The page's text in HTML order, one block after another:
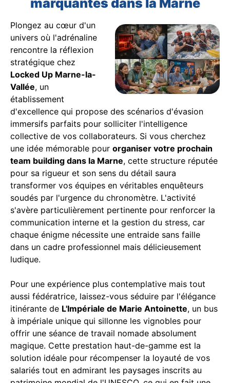
Plongez au cœur d'un
univers où l'adrénaline
rencontre la réflexion
stratégique chez
Locked Up Marne-la-
Vallée, un
établissement
d'excellence qui propose des scénarios d'évasion
immersifs parfaits pour solliciter l'intelligence
collective de vos collaborateurs. Si vous cherchez
une idée mémorable pour organiser votre prochain
team building dans la Marne, cette structure réputée
pour sa rigueur et son sens du détail saura
transformer vos équipes en véritables enquêteurs
soudés par l'urgence du chronomètre. L'activité
s'avère particulièrement pertinente pour renforcer la
communication interne et la gestion du stress, car
chaque énigme nécessite une entraide sans faille
dans un cadre professionnel mais délicieusement
ludique.
Pour une expérience plus contemplative mais tout
aussi fédératrice, laissez-vous séduire par l'élégance
itinérante de L'Impériale de Marie Antoinette, un bus
à impériale unique qui sillonne les vignobles pour
offrir une séance de travail nomade absolument
magique. Cette prestation haut-de-gamme est la
solution idéale pour récompenser la loyauté de vos
salariés tout en admirant les paysages inscrits au